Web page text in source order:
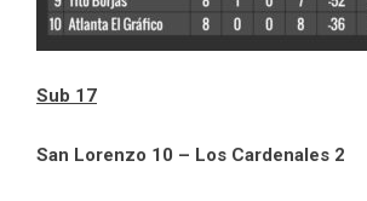
Sub 17
San Lorenzo 10 – Los Cardenales 2